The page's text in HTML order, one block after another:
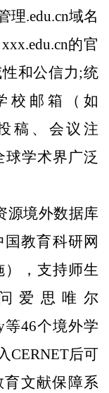
理.edu.cn域名
的官
和公信力;‌统
校邮箱（如
稿、会议注
学术界广泛
源‌境外数据库
教育科研网
，支持师生
爱思唯尔
等‌46个境外学
CERNET后可
文献保障系